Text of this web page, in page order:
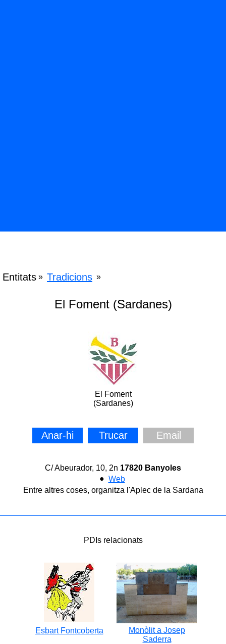
Entitats » Tradicions »
El Foment (Sardanes)
El Foment
(Sardanes)
Anar-hi Trucar Email
C/ Abeurador, 10, 2n 17820 Banyoles
● Web
Entre altres coses, organitza l'Aplec de la Sardana
PDIs relacionats
Esbart Fontcoberta
Monòlit a Josep
Saderra